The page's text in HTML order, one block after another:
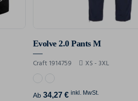
Evolve 2.0 Pants M
Craft 1914759 XS - 3XL
Ab 34,27 € inkl. MwSt.